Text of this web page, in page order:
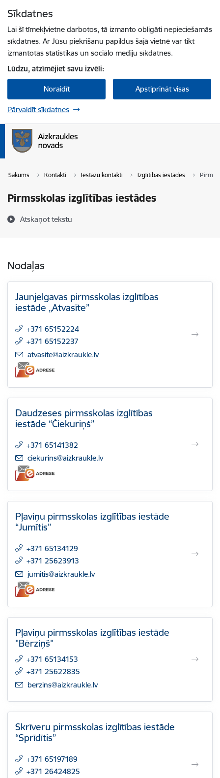
Sīkdatnes
Lai šī tīmekļvietne darbotos, tā izmanto obligāti nepieciešamās
sīkdatnes. Ar Jūsu piekrišanu papildus šajā vietnē var tikt
izmantotas statistikas un sociālo mediju sīkdatnes.
Lūdzu, atzīmējiet savu izvēli:
Noraidīt Apstiprināt visas
Pārvaldīt sīkdatnes
Sākums Kontakti Iestāžu kontakti Izglītības iestādes
Pirmsskolas izglītības iestādes
Atskaņot tekstu
Nodaļas
Jaunjelgavas pirmsskolas izglītības
iestāde „Atvasīte”
+371 65152224
+371 65152237
E-pasts:
atvasite@aizkraukle.lv
Daudzeses pirmsskolas izglītības
iestāde “Čiekuriņš”
+371 65141382
E-pasts:
ciekurins@aizkraukle.lv
Pļaviņu pirmsskolas izglītības iestāde
“Jumītis”
+371 65134129
+371 25623913
E-pasts:
jumitis@aizkraukle.lv
Pļaviņu pirmsskolas izglītības iestāde
"Bērziņš"
+371 65134153
+371 25622835
E-pasts:
berzins@aizkraukle.lv
Skrīveru pirmsskolas izglītības iestāde
“Sprīdītis”
+371 65197189
+371 26424825